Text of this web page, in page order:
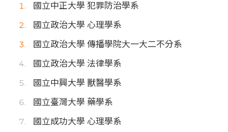
國立中正大學 犯罪防治學系
國立政治大學 心理學系
國立政治大學 傳播學院大一大二不分系
國立政治大學 法律學系
國立中興大學 獸醫學系
國立臺灣大學 藥學系
國立成功大學 心理學系